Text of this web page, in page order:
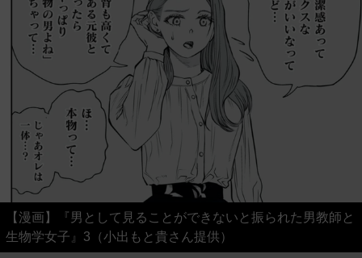
【漫画】『男として見ることができないと振られた男教師と
生物学女子』3（小出もと貴さん提供）